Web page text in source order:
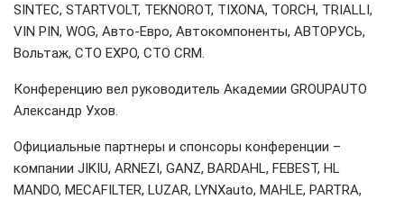
SINTEC, STARTVOLT, TEKNOROT, TIXONA, TORCH, TRIALLI,
VIN PIN, WOG, Авто-Евро, Автокомпоненты, АВТОРУСЬ,
Вольтаж, СТО ЕХРО, СТО СRM.
Конференцию вел руководитель Академии GROUPAUTO
Александр Ухов.
Официальные партнеры и спонсоры конференции –
компании JIKIU, ARNEZI, GANZ, BARDAHL, FEBEST, HL
MANDO, MECAFILTER, LUZAR, LYNXauto, MAHLE, PARTRA,